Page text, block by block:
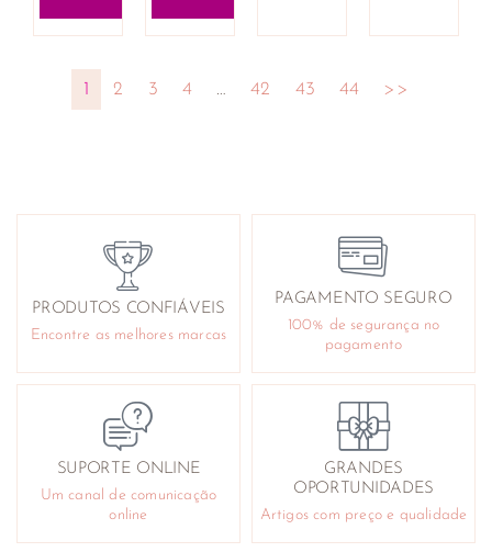
1 2 3 4 … 42 43 44 >>
PRODUTOS CONFIÁVEIS
Encontre as melhores marcas
PAGAMENTO SEGURO
100% de segurança no
pagamento
SUPORTE ONLINE
Um canal de comunicação
online
GRANDES
OPORTUNIDADES
Artigos com preço e qualidade